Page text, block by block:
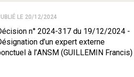
LE 20/12/2024
n° 2024-317 du 19/12/2024 -
d’un expert externe
à l’ANSM (GUILLEMIN Francis)